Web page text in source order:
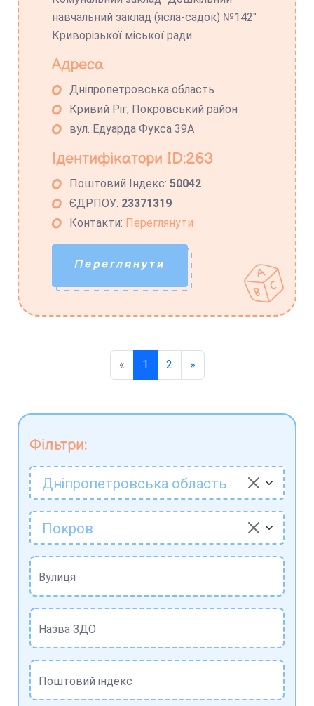
Фільтри:
Дніпропетровська область
Покров
Вулиця
Назва ЗДО
Поштовий індекс
навчальний заклад (ясла-садок) №142"
Криворізької міської ради
Адреса
Дніпропетровська область
Кривий Ріг, Покровський район
вул. Едуарда Фукса 39А
Ідентифікатори ID:263
Поштовий Індекс:50042
ЄДРПОУ: 23371319
Контакти: Переглянути
Переглянути
« 1 2 »